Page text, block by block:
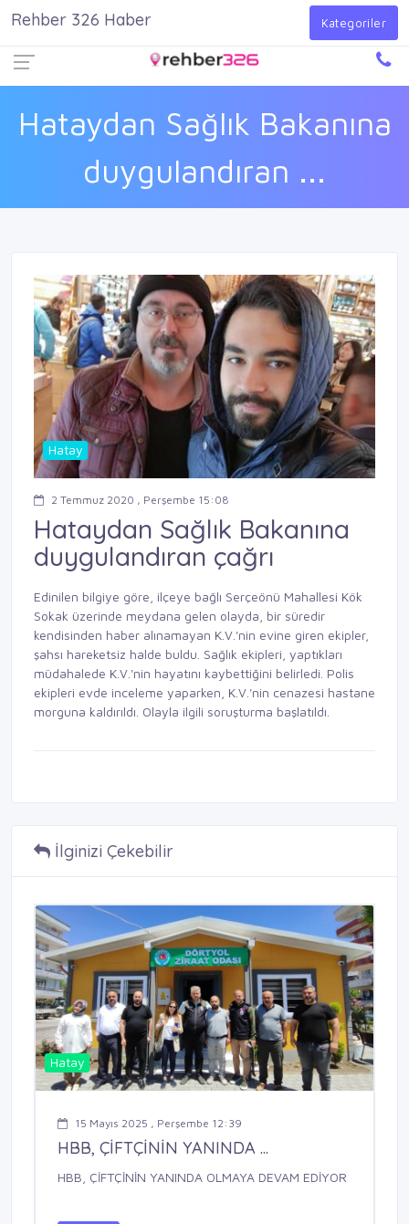
Giriş Yap
Hataydan Sağlık Bakanına
duygulandıran ...
Rehber 326 Haber Kategoriler
Hatay
2 Temmuz 2020 , Perşembe 15:08
Hataydan Sağlık Bakanına
duygulandıran çağrı
Edinilen bilgiye göre, ilçeye bağlı Serçeönü Mahallesi Kök
Sokak üzerinde meydana gelen olayda, bir süredir
kendisinden haber alınamayan K.V.'nin evine giren ekipler,
şahsı hareketsiz halde buldu. Sağlık ekipleri, yaptıkları
müdahalede K.V.'nin hayatını kaybettiğini belirledi. Polis
ekipleri evde inceleme yaparken, K.V.'nin cenazesi hastane
morguna kaldırıldı. Olayla ilgili soruşturma başlatıldı.
İlginizi Çekebilir
Hatay
15 Mayıs 2025 , Perşembe 12:39
HBB, ÇİFTÇİNİN YANINDA ...
HBB, ÇİFTÇİNİN YANINDA OLMAYA DEVAM EDİYOR